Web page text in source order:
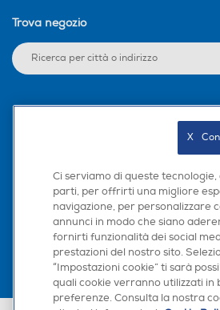
Trova negozio
Scarica la nostra app
Ci serviamo di queste
parti, per offrirti una migliore
navigazione, per personalizzare
annunci in modo che siano
fornirti funzionalità dei social
prestazioni del nostro sito.
“Impostazioni cookie” ti sarà
quali cookie verranno utilizzati in
preferenze. Consulta la nostra
X